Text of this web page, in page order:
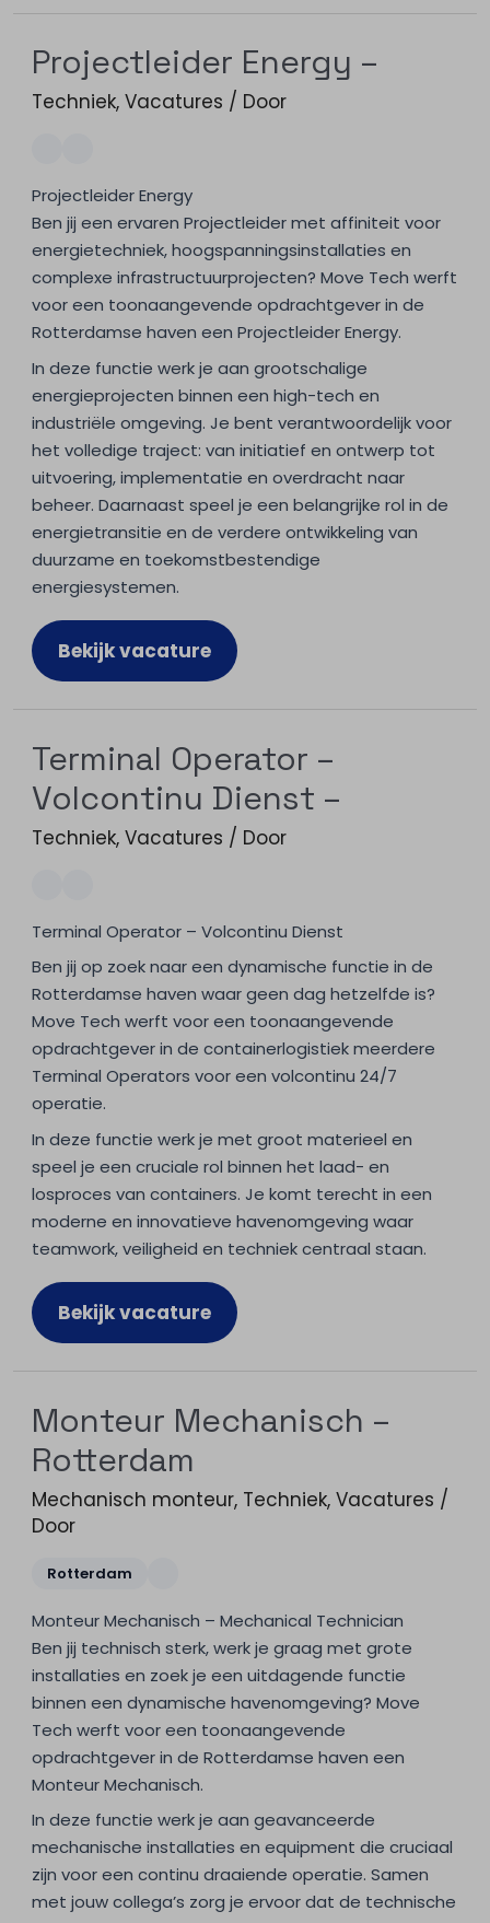
Projectleider Energy –
Techniek,Vacatures / Door
Projectleider Energy
Ben jij een ervaren Projectleider met affiniteit voor
energietechniek, hoogspanningsinstallaties en
complexe infrastructuurprojecten? Move Tech werft
voor een toonaangevende opdrachtgever in de
Rotterdamse haven een Projectleider Energy.
In deze functie werk je aan grootschalige
energieprojecten binnen een high-tech en
industriële omgeving. Je bent verantwoordelijk voor
het volledige traject: van initiatief en ontwerp tot
uitvoering, implementatie en overdracht naar
beheer. Daarnaast speel je een belangrijke rol in de
energietransitie en de verdere ontwikkeling van
duurzame en toekomstbestendige
energiesystemen.
Bekijk vacature
Terminal Operator –
Volcontinu Dienst –
Techniek,Vacatures / Door
Terminal Operator – Volcontinu Dienst
Ben jij op zoek naar een dynamische functie in de
Rotterdamse haven waar geen dag hetzelfde is?
Move Tech werft voor een toonaangevende
opdrachtgever in de containerlogistiek meerdere
Terminal Operators voor een volcontinu 24/7
operatie.
In deze functie werk je met groot materieel en
speel je een cruciale rol binnen het laad- en
losproces van containers. Je komt terecht in een
moderne en innovatieve havenomgeving waar
teamwork, veiligheid en techniek centraal staan.
Bekijk vacature
Monteur Mechanisch –
Rotterdam
Mechanisch monteur, Techniek,Vacatures /
Door
Rotterdam
Monteur Mechanisch – Mechanical Technician
Ben jij technisch sterk, werk je graag met grote
installaties en zoek je een uitdagende functie
binnen een dynamische havenomgeving? Move
Tech werft voor een toonaangevende
opdrachtgever in de Rotterdamse haven een
Monteur Mechanisch.
In deze functie werk je aan geavanceerde
mechanische installaties en equipment die cruciaal
zijn voor een continu draaiende operatie. Samen
met jouw collega’s zorg je ervoor dat de technische